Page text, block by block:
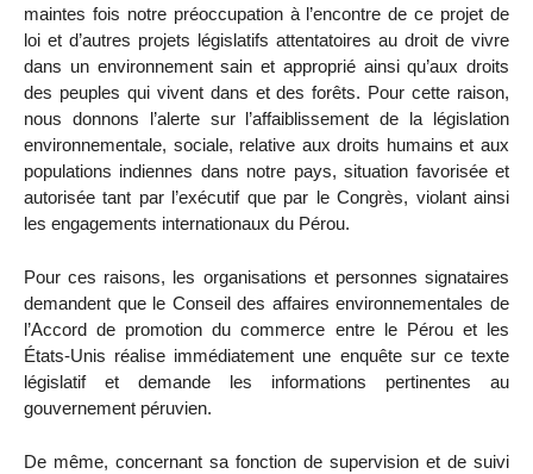
maintes fois notre préoccupation à l’encontre de ce projet de
loi et d’autres projets législatifs attentatoires au droit de vivre
dans un environnement sain et approprié ainsi qu’aux droits
des peuples qui vivent dans et des forêts. Pour cette raison,
nous donnons l’alerte sur l’affaiblissement de la législation
environnementale, sociale, relative aux droits humains et aux
populations indiennes dans notre pays, situation favorisée et
autorisée tant par l’exécutif que par le Congrès, violant ainsi
les engagements internationaux du Pérou.
Pour ces raisons, les organisations et personnes signataires
demandent que le Conseil des affaires environnementales de
l’Accord de promotion du commerce entre le Pérou et les
États-Unis réalise immédiatement une enquête sur ce texte
législatif et demande les informations pertinentes au
gouvernement péruvien.
De même, concernant sa fonction de supervision et de suivi